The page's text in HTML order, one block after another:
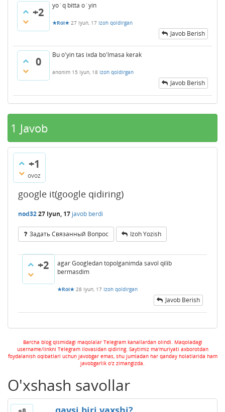
+2
yo`q bitta o`yin
★Roi★ 27 Iyun, 17 Izoh qoldirgan
Javob Berish
0
Bu o'yin tas ixda bo'lmasa kerak
anonim 15 Iyun, 18 Izoh qoldirgan
Javob Berish
1 Javob
+1
ovoz
google it(google qidiring)
nod3227 Iyun, 17 javob berdi
Задать Связанный Вопрос Izoh Yozish
+2
agar Googledan topolganimda savol qilib
bermasdim
★Roi★ 28 Iyun, 17 Izoh qoldirgan
Javob Berish
Barcha blog qismidagi maqolalar Telegram kanallardan olindi. Maqoladagi
username/linkni Telegram ilovasidan qidiring. Saytimiz ma'muriyati axborotdan
foydalanish oqibatlari uchun javobgar emas, shu jumladan har qanday holatlarida ham
javobgarlik o'z zimangizda.
O'xshash savollar